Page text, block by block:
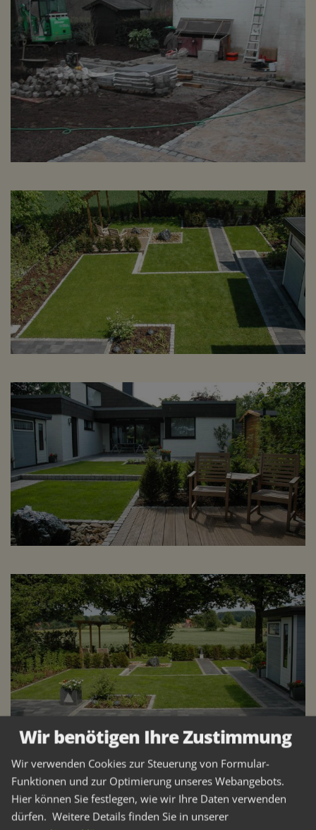
Wir benötigen Ihre Zustimmung
Wir verwenden Cookies zur Steuerung von Formular-
Funktionen und zur Optimierung unseres Webangebots.
Hier können Sie festlegen, wie wir Ihre Daten verwenden
dürfen. Weitere Details finden Sie in unserer